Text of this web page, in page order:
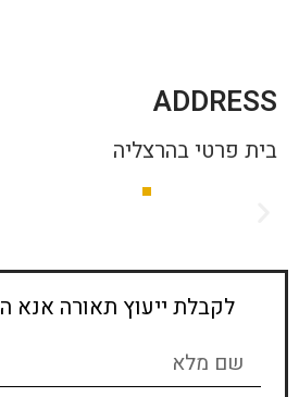
ADDRESS
בית פרטי בהרצליה
לקבלת ייעוץ תאורה אנא